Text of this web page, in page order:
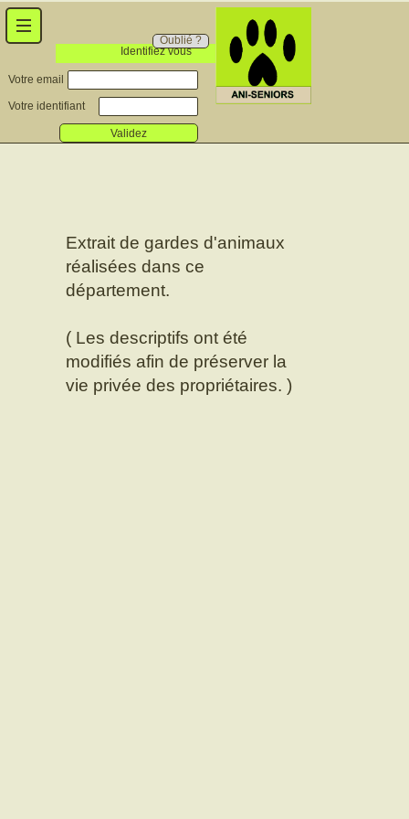
Identifiez vous
Oublié ?
Votre email
Votre identifiant
Validez
Extrait de gardes d'animaux
réalisées dans ce
département.
( Les descriptifs ont été
modifiés afin de préserver la
vie privée des propriétaires. )